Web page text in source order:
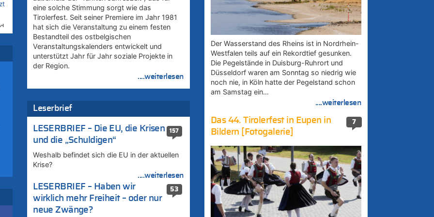
eine solche Stimmung sorgt wie das
Tirolerfest. Seit seiner Premiere im Jahr 1981
hat sich die Veranstaltung zu einem festen
Bestandteil des ostbelgischen
Veranstaltungskalenders entwickelt und
unterstützt Jahr für Jahr soziale Projekte in
der Region.
....weiterlesen
Leserbrief
157
LESERBRIEF – Die EU, die Krisen
und die „Schuldigen“
Weshalb befindet sich die EU in der aktuellen
Krise?
....weiterlesen
53
LESERBRIEF – Haben wir
wirklich mehr Freiheit – oder nur
neue Zwänge?
Der Wasserstand des Rheins ist in Nordrhein-
Westfalen teils auf ein Rekordtief gesunken.
Die Pegelstände in Duisburg-Ruhrort und
Düsseldorf waren am Sonntag so niedrig wie
noch nie, in Köln hatte der Pegelstand schon
am Samstag ein…
....weiterlesen
7
Das 44. Tirolerfest in Eupen in
Bildern [Fotogalerie]